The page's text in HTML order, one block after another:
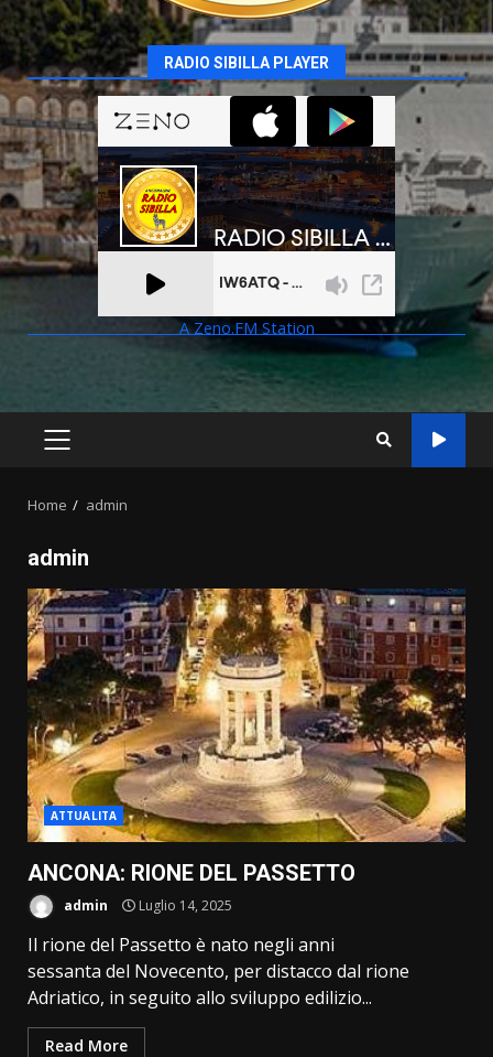
RADIO SIBILLA PLAYER
A Zeno.FM Station
PRIMARY
Home admin
admin
ATTUALITA
ANCONA: RIONE DEL PASSETTO
admin Luglio 14, 2025
Il rione del Passetto è nato negli anni
sessanta del Novecento, per distacco dal rione
Adriatico, in seguito allo sviluppo edilizio...
Read More